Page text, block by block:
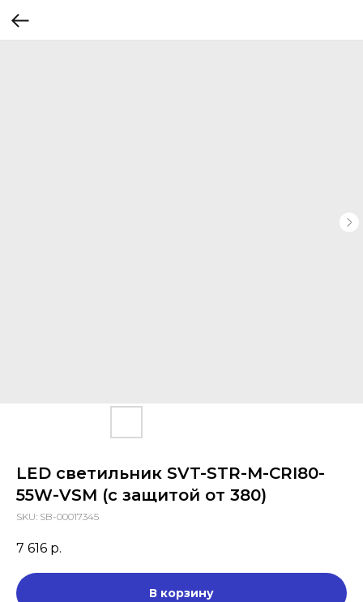
LED светильник SVT-STR-M-CRI80-
55W-VSM (с защитой от 380)
SKU: SB-00017345
7 616 р.
В корзину